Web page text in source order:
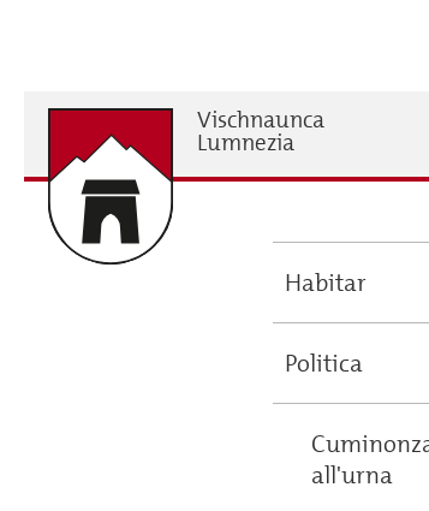
Vischnaunca
Lumnezia
Main
navigation
Habitar
Politica
all'urna